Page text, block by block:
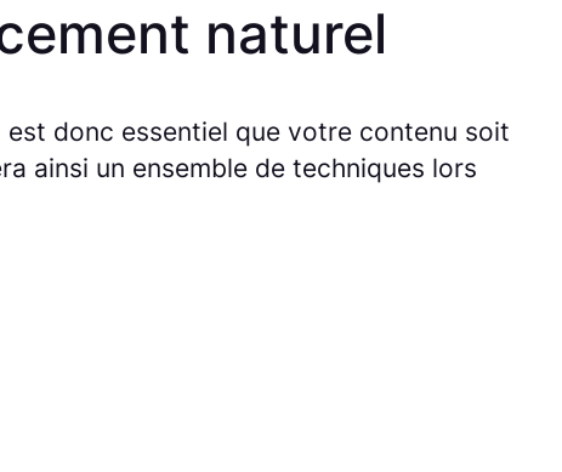
naturel
donc essentiel que votre contenu soit
ainsi un ensemble de techniques lors